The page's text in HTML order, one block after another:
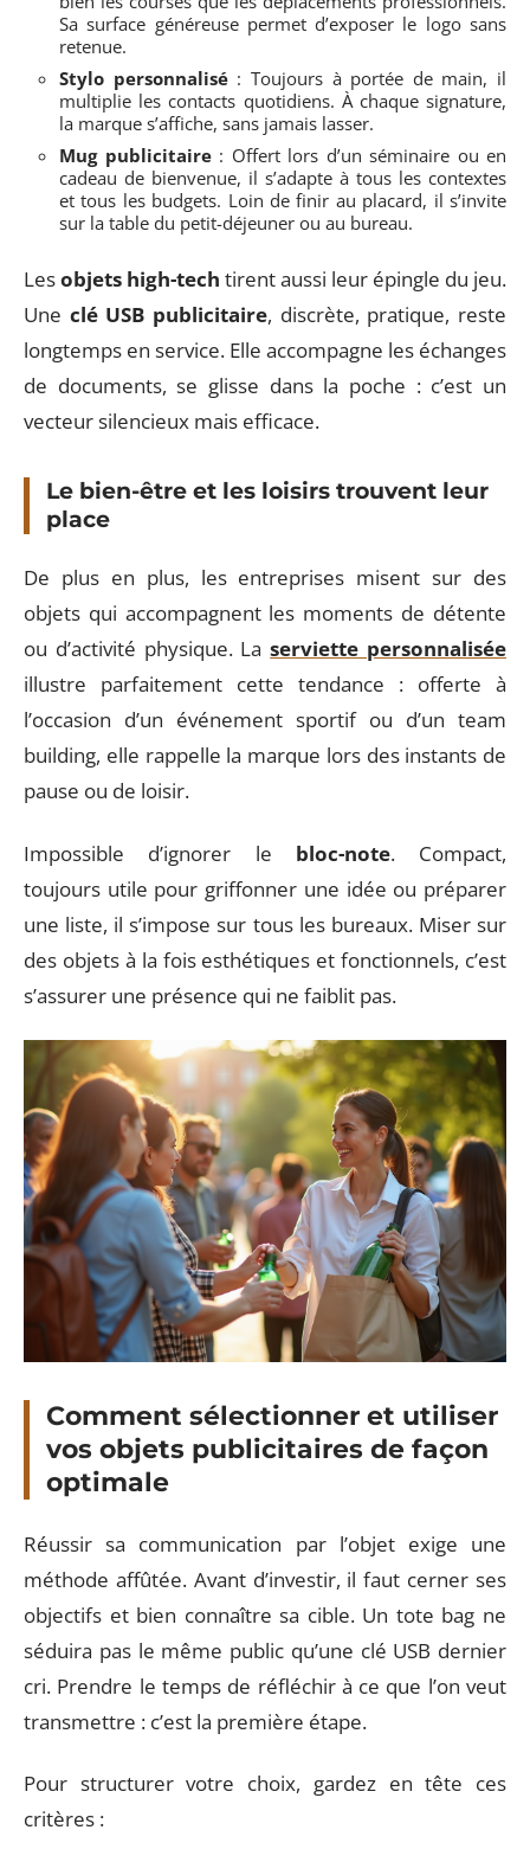
Sa surface généreuse permet d’exposer le logo sans
retenue.
Stylo personnalisé: Toujours à portée de main, il
multiplie les contacts quotidiens. À chaque signature,
la marque s’affiche, sans jamais lasser.
Mug publicitaire: Offert lors d’un séminaire ou en
cadeau de bienvenue, il s’adapte à tous les contextes
et tous les budgets. Loin de finir au placard, il s’invite
sur la table du petit-déjeuner ou au bureau.
Lesobjets high-tech tirent aussi leur épingle du jeu.
Une clé USB publicitaire, discrète, pratique, reste
longtemps en service. Elle accompagne les échanges
de documents, se glisse dans la poche : c’est un
vecteur silencieux mais efficace.
Le bien-être et les loisirs trouvent leur
place
De plus en plus, les entreprises misent sur des
objets qui accompagnent les moments de détente
ou d’activité physique. Laserviette personnalisée
illustre parfaitement cette tendance : offerte à
l’occasion d’un événement sportif ou d’un team
building, elle rappelle la marque lors des instants de
pause ou de loisir.
Impossible d’ignorer le bloc-note. Compact,
toujours utile pour griffonner une idée ou préparer
une liste, il s’impose sur tous les bureaux. Miser sur
des objets à la fois esthétiques et fonctionnels, c’est
s’assurer une présence qui ne faiblit pas.
Comment sélectionner et utiliser
vos objets publicitaires de façon
optimale
Réussir sa communication par l’objet exige une
méthode affûtée. Avant d’investir, il faut cerner ses
objectifs et bien connaître sa cible. Un tote bag ne
séduira pas le même public qu’une clé USB dernier
cri. Prendre le temps de réfléchir à ce que l’on veut
transmettre : c’est la première étape.
Pour structurer votre choix, gardez en tête ces
critères :